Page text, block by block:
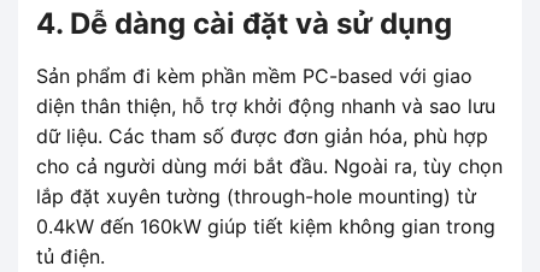
4. Dễ dàng cài đặt và sử dụng
Sản phẩm đi kèm phần mềm PC-based với giao
diện thân thiện, hỗ trợ khởi động nhanh và sao lưu
dữ liệu. Các tham số được đơn giản hóa, phù hợp
cho cả người dùng mới bắt đầu. Ngoài ra, tùy chọn
lắp đặt xuyên tường (through-hole mounting) từ
0.4kW đến 160kW giúp tiết kiệm không gian trong
tủ điện.